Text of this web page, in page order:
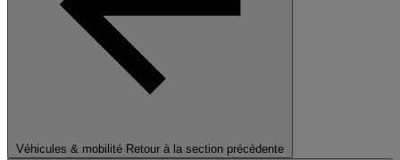
Véhicules & mobilité Retour à la section précédente